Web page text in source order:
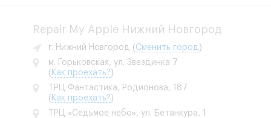
Repair My Apple Нижний Новгород
г. Нижний Новгород ( Сменить город)
м. Горьковская, ул. Звездинка 7
( Как проехать?)
ТРЦ Фантастика, Родионова, 187
( Как проехать?)
ТРЦ «Седьмое небо», ул. Бетанкура, 1